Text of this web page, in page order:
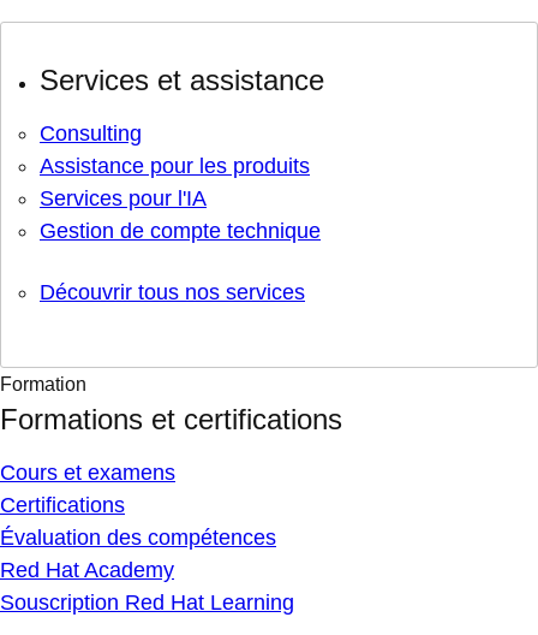
Services et assistance
Consulting
Assistance pour les produits
Services pour l'IA
Gestion de compte technique
Découvrir tous nos services
Formation
Formations et certifications
Cours et examens
Certifications
Évaluation des compétences
Red Hat Academy
Souscription Red Hat Learning